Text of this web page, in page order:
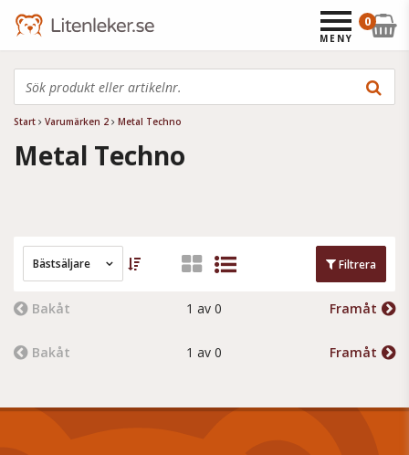
Start Varumärken 2 Metal Techno
Metal Techno
Bästsäljare Filtrera
Bakåt 1 av 0 Framåt
Bakåt 1 av 0 Framåt
0
MENY